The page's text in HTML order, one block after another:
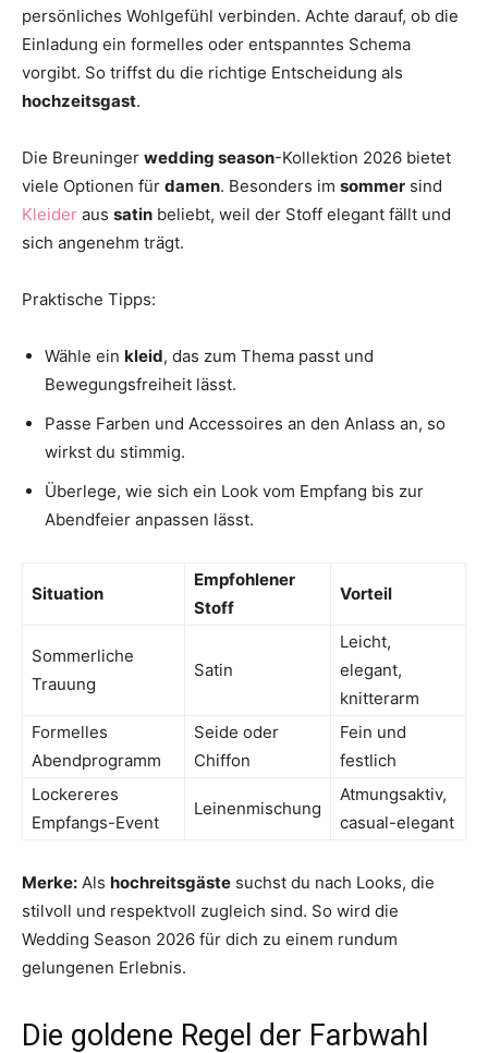
persönliches Wohlgefühl verbinden. Achte darauf, ob die
Einladung ein formelles oder entspanntes Schema
vorgibt. So triffst du die richtige Entscheidung als
hochzeitsgast.
Die Breuninger wedding season-Kollektion 2026 bietet
viele Optionen für damen. Besonders im sommer sind
Kleider aus satin beliebt, weil der Stoff elegant fällt und
sich angenehm trägt.
Praktische Tipps:
Wähle ein kleid, das zum Thema passt und
Bewegungsfreiheit lässt.
Passe Farben und Accessoires an den Anlass an, so
wirkst du stimmig.
Überlege, wie sich ein Look vom Empfang bis zur
Abendfeier anpassen lässt.
Situation
Empfohlener
Stoff
Vorteil
Sommerliche
Trauung
Satin
Leicht,
elegant,
knitterarm
Formelles
Abendprogramm
Seide oder
Chiffon
Fein und
festlich
Lockereres
Empfangs-Event
Leinenmischung
Atmungsaktiv,
casual-elegant
Merke: Als hochreitsgäste suchst du nach Looks, die
stilvoll und respektvoll zugleich sind. So wird die
Wedding Season 2026 für dich zu einem rundum
gelungenen Erlebnis.
Die goldene Regel der Farbwahl